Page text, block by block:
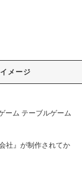
イメージ
ーム テーブルゲーム
社』が制作されてか